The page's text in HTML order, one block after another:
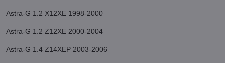
Astra-G 1.2 X12XE 1998-2000
Astra-G 1.2 Z12XE 2000-2004
Astra-G 1.4 Z14XEP 2003-2006